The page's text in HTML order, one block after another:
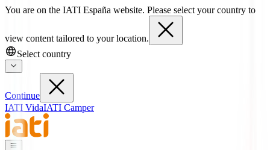
You are on the IATI España website. Please select your country to
view content tailored to your location.
Select country
Continue
IATI VidaIATI Camper